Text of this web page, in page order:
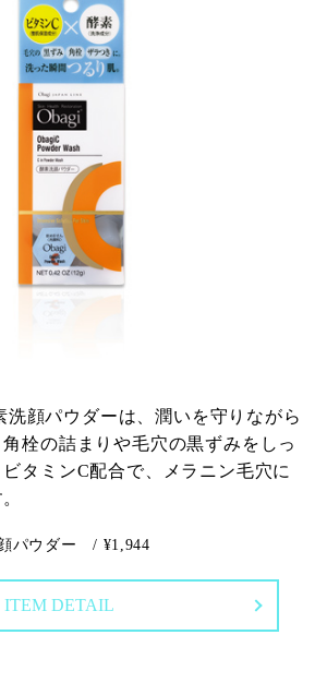
洗顔パウダーは、潤いを守りながら
栓の詰まりや毛穴の黒ずみをしっ
タミンC配合で、メラニン毛穴に
パウダー / ¥1,944
ITEM DETAIL